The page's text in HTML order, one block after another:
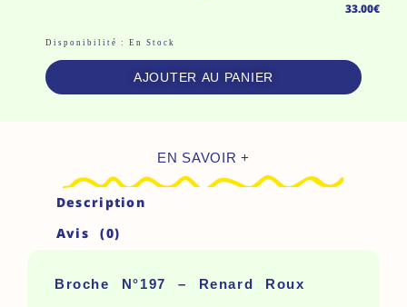
33.00€
Disponibilité : En Stock
Quantité
De
Broche
Roux
AJOUTER AU PANIER
EN SAVOIR +
Description
Avis (0)
Broche N°197 – Renard Roux